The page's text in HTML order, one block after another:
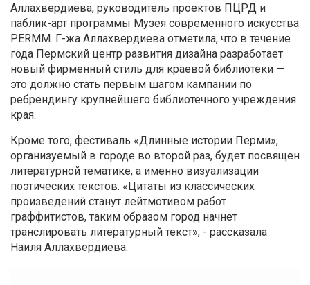
Аллахвердиева, руководитель проектов ПЦРД и
паблик-арт программы Музея современного искусства
PERMM. Г-жа Аллахвердиева отметила, что в течение
года Пермский центр развития дизайна разработает
новый фирменный стиль для краевой библиотеки —
это должно стать первым шагом кампании по
ребрендингу крупнейшего библиотечного учреждения
края.
Кроме того, фестиваль «Длинные истории Перми»,
организуемый в городе во второй раз, будет посвящен
литературной тематике, а именно визуализации
поэтических текстов. «Цитаты из классических
произведений станут лейтмотивом работ
граффитистов, таким образом город начнет
транслировать литературный текст», - рассказала
Наиля Аллахвердиева.